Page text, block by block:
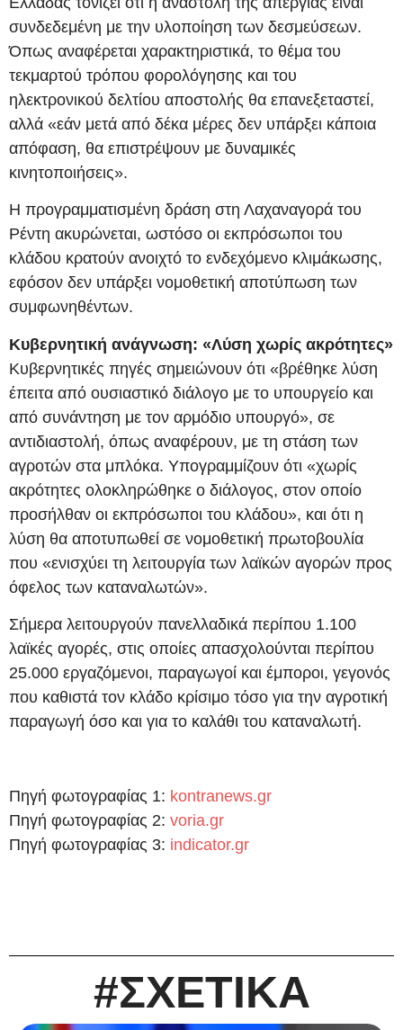
συνδεδεμένη με την υλοποίηση των δεσμεύσεων.
Όπως αναφέρεται χαρακτηριστικά, το θέμα του
τεκμαρτού τρόπου φορολόγησης και του
ηλεκτρονικού δελτίου αποστολής θα επανεξεταστεί,
αλλά «εάν μετά από δέκα μέρες δεν υπάρξει κάποια
απόφαση, θα επιστρέψουν με δυναμικές
κινητοποιήσεις».
Η προγραμματισμένη δράση στη Λαχαναγορά του
Ρέντη ακυρώνεται, ωστόσο οι εκπρόσωποι του
κλάδου κρατούν ανοιχτό το ενδεχόμενο κλιμάκωσης,
εφόσον δεν υπάρξει νομοθετική αποτύπωση των
συμφωνηθέντων.
Κυβερνητική ανάγνωση: «Λύση χωρίς ακρότητες»
Κυβερνητικές πηγές σημειώνουν ότι «βρέθηκε λύση
έπειτα από ουσιαστικό διάλογο με το υπουργείο και
από συνάντηση με τον αρμόδιο υπουργό», σε
αντιδιαστολή, όπως αναφέρουν, με τη στάση των
αγροτών στα μπλόκα. Υπογραμμίζουν ότι «χωρίς
ακρότητες ολοκληρώθηκε ο διάλογος, στον οποίο
προσήλθαν οι εκπρόσωποι του κλάδου», και ότι η
λύση θα αποτυπωθεί σε νομοθετική πρωτοβουλία
που «ενισχύει τη λειτουργία των λαϊκών αγορών προς
όφελος των καταναλωτών».
Σήμερα λειτουργούν πανελλαδικά περίπου 1.100
λαϊκές αγορές, στις οποίες απασχολούνται περίπου
25.000 εργαζόμενοι, παραγωγοί και έμποροι, γεγονός
που καθιστά τον κλάδο κρίσιμο τόσο για την αγροτική
παραγωγή όσο και για το καλάθι του καταναλωτή.
Πηγή φωτογραφίας 1: kontranews.gr
Πηγή φωτογραφίας 2: voria.gr
Πηγή φωτογραφίας 3: indicator.gr
#ΣΧΕΤΙΚΑ